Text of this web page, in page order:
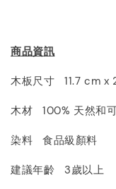
商品資訊
木板尺寸 11.7 cm x
木材 100% 天然和
染料 食品級顏料
建議年齡 3歲以上